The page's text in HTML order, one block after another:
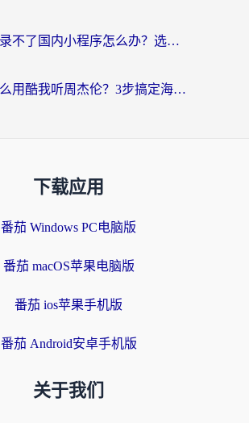
在国外登录不了国内小程序怎么办？选对回国加速器，轻松解锁国内资源
在美国怎么用酷我听周杰伦？3步搞定海外听歌难题
下载应用
番茄 Windows PC电脑版
番茄 macOS苹果电脑版
番茄 ios苹果手机版
番茄 Android安卓手机版
关于我们